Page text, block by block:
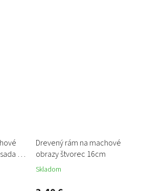
3
Drevený rám na machové
obrazy štvorec 16cm
Skladom